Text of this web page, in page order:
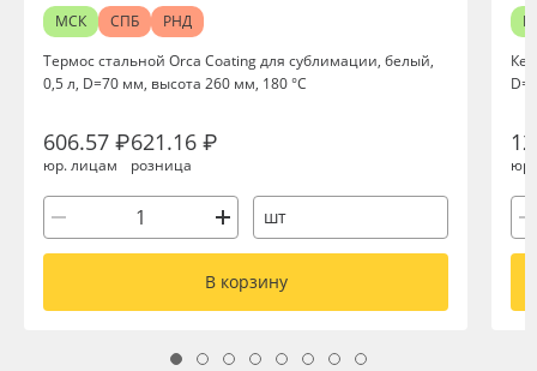
МСК
СПБ
РНД
Термос стальной Orca Coating для сублимации, белый,
0,5 л, D=70 мм, высота 260 мм, 180 °С
606.57 ₽
юр. лицам
621.16 ₽
розница
шт
В корзину